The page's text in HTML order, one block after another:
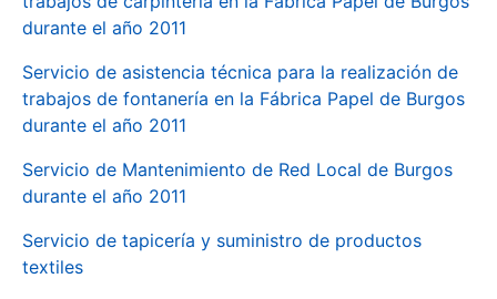
durante el año 2011
Servicio de asistencia técnica para la realización de
trabajos de fontanería en la Fábrica Papel de Burgos
durante el año 2011
Servicio de Mantenimiento de Red Local de Burgos
durante el año 2011
Servicio de tapicería y suministro de productos
textiles